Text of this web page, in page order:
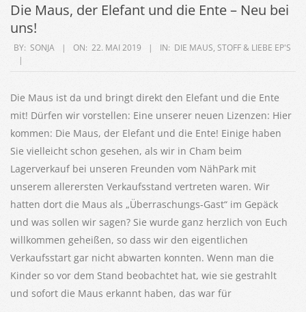
Die Maus, der Elefant und die Ente – Neu bei
uns!
2019-
05-
BY: SONJA ON: 22. MAI 2019 IN: DIE MAUS, STOFF & LIEBE EP'S
Die Maus ist da und bringt direkt den Elefant und die Ente
mit! Dürfen wir vorstellen: Eine unserer neuen Lizenzen: Hier
kommen: Die Maus, der Elefant und die Ente! Einige haben
Sie vielleicht schon gesehen, als wir in Cham beim
Lagerverkauf bei unseren Freunden vom NähPark mit
unserem allerersten Verkaufsstand vertreten waren. Wir
hatten dort die Maus als „Überraschungs-Gast“ im Gepäck
und was sollen wir sagen? Sie wurde ganz herzlich von Euch
willkommen geheißen, so dass wir den eigentlichen
Verkaufsstart gar nicht abwarten konnten. Wenn man die
Kinder so vor dem Stand beobachtet hat, wie sie gestrahlt
und sofort die Maus erkannt haben, das war für